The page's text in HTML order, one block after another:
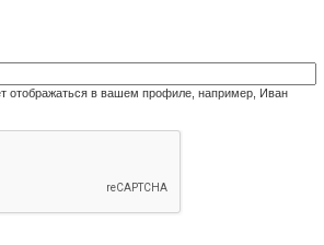
отображаться в вашем профиле, например, Иван